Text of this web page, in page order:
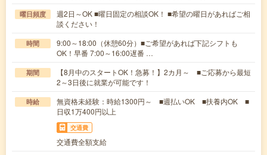
曜日頻度
週2日～OK ■曜日固定の相談OK！ ■希望の曜日があればご相
談ください！
時間
9:00～18:00（休憩60分）■ご希望があれば下記シフトも
OK！早番 7:00～16:00遅番 …
期間
【8月中のスタートOK！急募！】2カ月～ ■ご応募から最短
2～3日後に就業が可能です！
時給
無資格未経験：時給1300円～ ■週払いOK ■扶養内OK ■
日収1万400円以上
交通費
交通費全額支給